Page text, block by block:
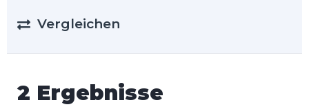
Vergleichen
2 Ergebnisse